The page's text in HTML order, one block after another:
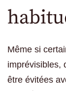
Même si
imprévisibles,
être évitées